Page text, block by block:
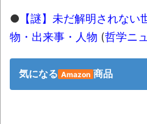
● 【謎】未だ解明されない
物・出来事・人物 (哲学ニ
気になる Amazon 商品